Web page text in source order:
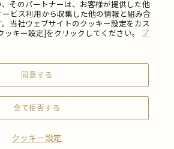
、そのパートナーは、お客様が提供した他
ビス利用から収集した他の情報と組み合
当社ウェブサイトのクッキー設定をカス
ッキー設定]をクリックしてください。 プ
クッキー設定
同意する
全て拒否する